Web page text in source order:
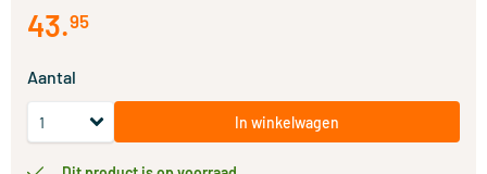
43.95
Aantal
In winkelwagen